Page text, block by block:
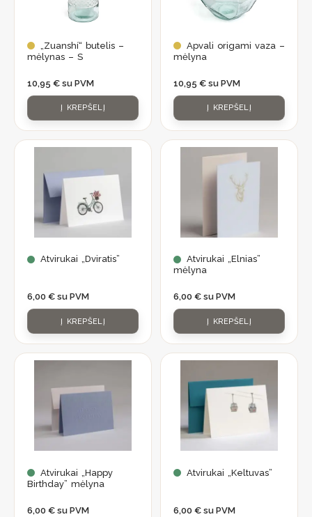
„Zuanshí“ butelis –
mėlynas – S
10,95 € su PVM
Į KREPŠELĮ
Apvali origami vaza –
mėlyna
10,95 € su PVM
Į KREPŠELĮ
Atvirukai „Dviratis”
6,00 € su PVM
Į KREPŠELĮ
Atvirukai „Elnias”
mėlyna
6,00 € su PVM
Į KREPŠELĮ
Atvirukai „Happy
Birthday” mėlyna
6,00 € su PVM
Atvirukai „Keltuvas”
6,00 € su PVM